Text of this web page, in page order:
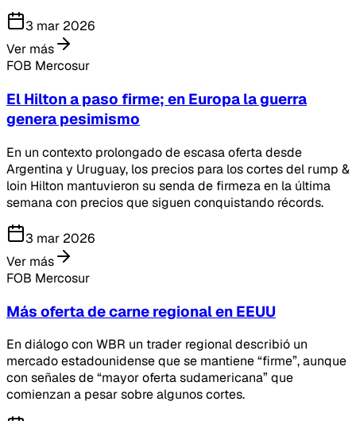
3 mar 2026
Ver más
FOB Mercosur
El Hilton a paso firme; en Europa la guerra
genera pesimismo
En un contexto prolongado de escasa oferta desde
Argentina y Uruguay, los precios para los cortes del rump &
loin Hilton mantuvieron su senda de firmeza en la última
semana con precios que siguen conquistando récords.
3 mar 2026
Ver más
FOB Mercosur
Más oferta de carne regional en EEUU
En diálogo con WBR un trader regional describió un
mercado estadounidense que se mantiene “firme”, aunque
con señales de “mayor oferta sudamericana” que
comienzan a pesar sobre algunos cortes.